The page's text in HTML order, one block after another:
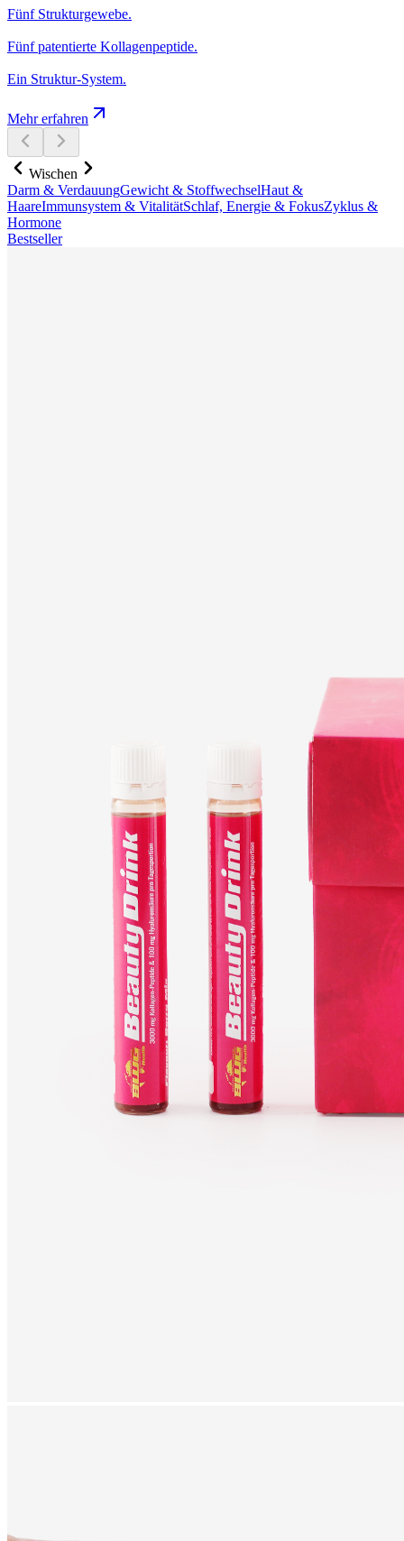
Fünf Strukturgewebe.
Fünf patentierte Kollagenpeptide.
Ein Struktur-System.
Mehr erfahren
Wischen
Darm & VerdauungGewicht & StoffwechselHaut &
HaareImmunsystem & VitalitätSchlaf, Energie & FokusZyklus &
Hormone
Bestseller